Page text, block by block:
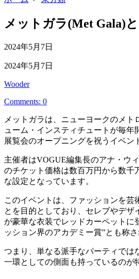
メットガラ(Met Gala)
公
日
2024年5月7日
最
更
新
日
2024年5月7日
投
者
Wooder
Comments: 0
メットガラは、ニューヨークのメト
ューム・インスティチュートが毎年
展覧会のオープニングを祝うイベン
主催者はVOGUE編集長のアナ・ウ
のチケット価格は数百万円から数千
な設定となっています。
このイベントは、ファッションを芸
とを目的としており、セレブやデザ
が豪華な衣装でレッドカーペットに
ッション界のアカデミー賞”とも称さ
つまり、単なる派手なパーティでは
一環としての側面も持っているのが